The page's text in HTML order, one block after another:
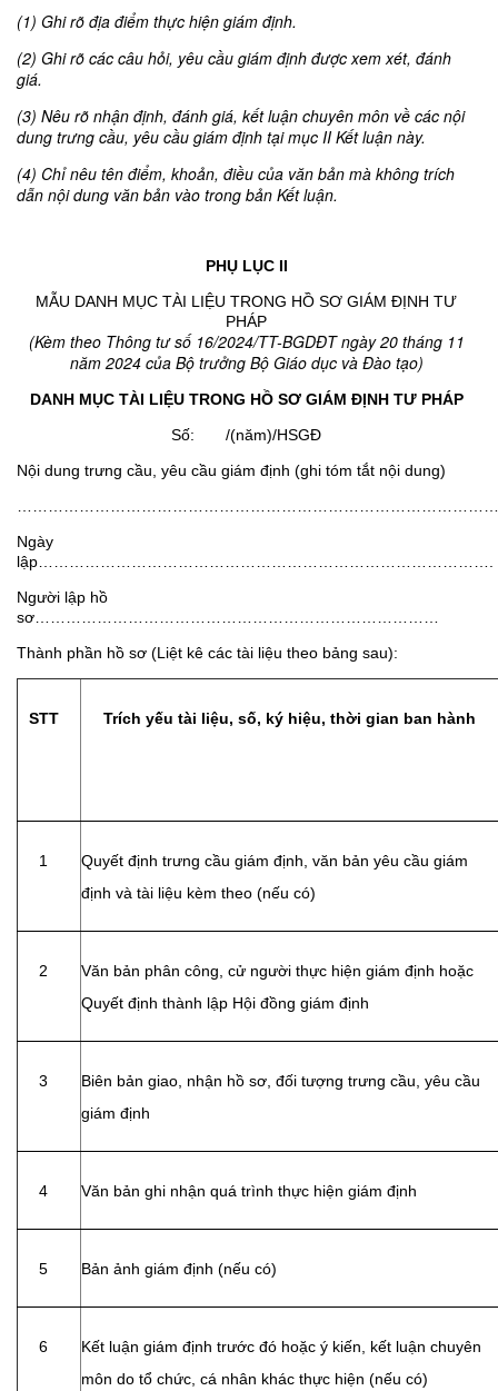
(1) Ghi rõ địa điểm thực hiện giám định.
(2) Ghi rõ các câu hỏi, yêu cầu giám định được xem xét, đánh
giá.
(3) Nêu rõ nhận định, đánh giá, kết luận chuyên môn về các nội
dung trưng cầu, yêu cầu giám định tại mục II Kết luận này.
(4) Chỉ nêu tên điểm, khoản, điều của văn bản mà không trích
dẫn nội dung văn bản vào trong bản Kết luận.
PHỤ LỤC II
MẪU DANH MỤC TÀI LIỆU TRONG HỒ SƠ GIÁM ĐỊNH TƯ
PHÁP
(Kèm theo Thông tư số 16/2024/TT-BGDĐT ngày 20 tháng 11
năm 2024 của Bộ trưởng Bộ Giáo dục và Đào tạo)
DANH MỤC TÀI LIỆU TRONG HỒ SƠ GIÁM ĐỊNH TƯ PHÁP
Số: /(năm)/HSGĐ
Nội dung trưng cầu, yêu cầu giám định (ghi tóm tắt nội dung)
Ngày
lập…………………………………………………………………………….
Người lập hồ
sơ……………………………………………………………………
Thành phần hồ sơ (Liệt kê các tài liệu theo bảng sau):
STT Trích yếu tài liệu, số, ký hiệu, thời gian ban hành
1
Quyết định trưng cầu giám định, văn bản yêu cầu giám
định và tài liệu kèm theo (nếu có)
2
Văn bản phân công, cử người thực hiện giám định hoặc
Quyết định thành lập Hội đồng giám định
3
Biên bản giao, nhận hồ sơ, đối tượng trưng cầu, yêu cầu
giám định
4 Văn bản ghi nhận quá trình thực hiện giám định
5 Bản ảnh giám định (nếu có)
6
Kết luận giám định trước đó hoặc ý kiến, kết luận chuyên
môn do tổ chức, cá nhân khác thực hiện (nếu có)